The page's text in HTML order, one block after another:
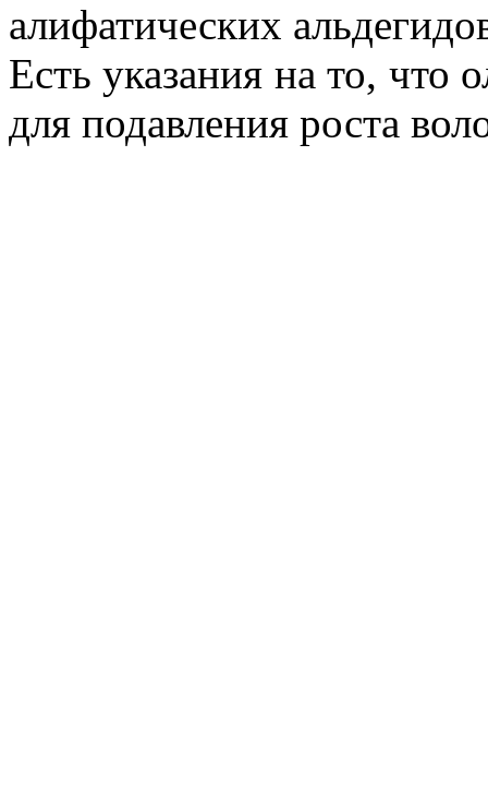
алифатических
Есть указания на то, что
для подавления роста